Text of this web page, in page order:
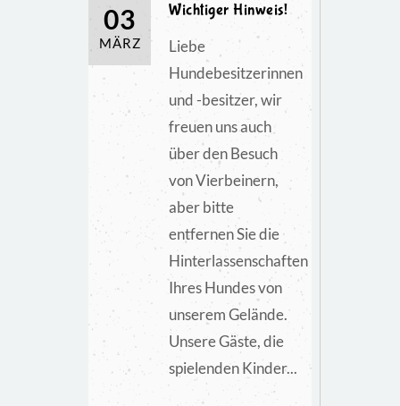
03
MÄRZ
Wichtiger Hinweis!
Liebe
Hundebesitzerinnen
und -besitzer, wir
freuen uns auch
über den Besuch
von Vierbeinern,
aber bitte
entfernen Sie die
Hinterlassenschaften
Ihres Hundes von
unserem Gelände.
Unsere Gäste, die
spielenden Kinder...